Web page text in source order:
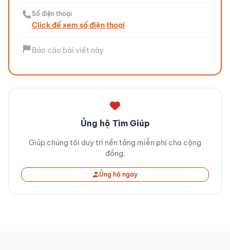
Số điện thoại
Click để xem số điện thoại
Báo cáo bài viết này
Ủng hộ Tìm Giúp
Giúp chúng tôi duy trì nền tảng miễn phí cho cộng
đồng.
Ủng hộ ngay